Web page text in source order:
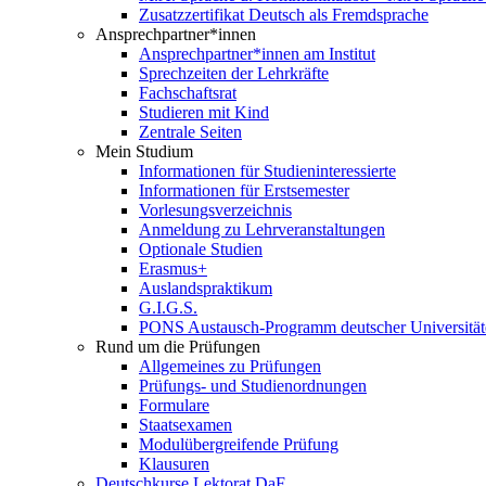
Zusatzzertifikat Deutsch als Fremdsprache
Ansprechpartner*innen
Ansprechpartner*innen am Institut
Sprechzeiten der Lehrkräfte
Fachschaftsrat
Studieren mit Kind
Zentrale Seiten
Mein Studium
Informationen für Studieninteressierte
Informationen für Erstsemester
Vorlesungsverzeichnis
Anmeldung zu Lehrveranstaltungen
Optionale Studien
Erasmus+
Auslandspraktikum
G.I.G.S.
PONS Austausch-Programm deutscher
Rund um die Prüfungen
Allgemeines zu Prüfungen
Prüfungs- und Studienordnungen
Formulare
Staatsexamen
Modulübergreifende Prüfung
Klausuren